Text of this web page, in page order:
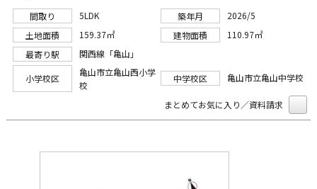
間取り 5LDK 築年月
2026/5
土地面積
159.37㎡ 建物面積
110.97㎡
最寄り駅
関西線「亀山」
小学校区
亀山市立亀山西小学
校
中学校区 亀山市立亀山中学校
まとめてお気に入り／資料請求